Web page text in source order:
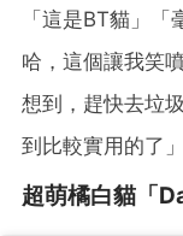
「這是BT貓」
哈，這個讓我笑
想到，趕快去垃
到比較實用的了」
超萌橘白貓「